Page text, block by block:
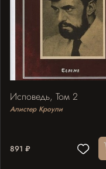
Исповедь, Том 2
Алистер Кроули
891 ₽